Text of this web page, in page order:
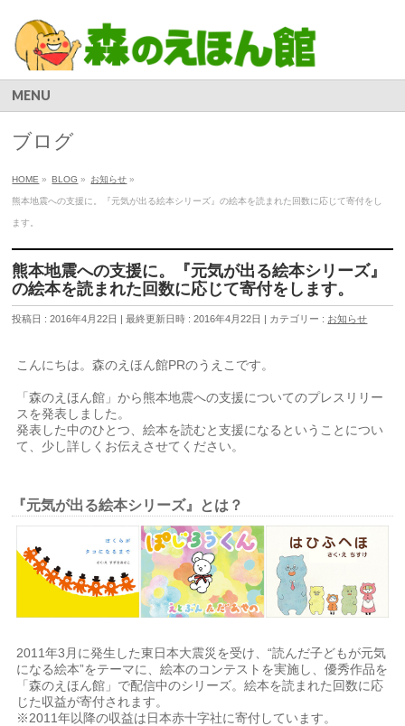
MENU
ブログ
HOME » BLOG » お知らせ »
熊本地震への支援に。『元気が出る絵本シリーズ』の絵本を読まれた回数に応じて寄付をし
ます。
熊本地震への支援に。『元気が出る絵本シリーズ』
の絵本を読まれた回数に応じて寄付をします。
投稿日 : 2016年4月22日 最終更新日時 : 2016年4月22日 カテゴリー : お知らせ
こんにちは。森のえほん館PRのうえこです。
「森のえほん館」から熊本地震への支援についてのプレスリリー
スを発表しました。
発表した中のひとつ、絵本を読むと支援になるということについ
て、少し詳しくお伝えさせてください。
『元気が出る絵本シリーズ』とは？
2011年3月に発生した東日本大震災を受け、“読んだ子どもが元気
になる絵本”をテーマに、絵本のコンテストを実施し、優秀作品を
「森のえほん館」で配信中のシリーズ。絵本を読まれた回数に応
じた収益が寄付されます。
※2011年以降の収益は日本赤十字社に寄付しています。